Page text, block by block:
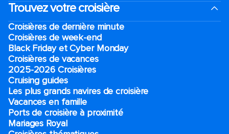
Trouvez votre croisière
Croisières de dernière minute
Croisières de week-end
Black Friday et Cyber Monday
Croisières de vacances
2025-2026 Croisières
Cruising guides
Les plus grands navires de croisière
Vacances en famille
Ports de croisière à proximité
Mariages Royal